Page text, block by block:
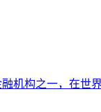
机构之一，在世